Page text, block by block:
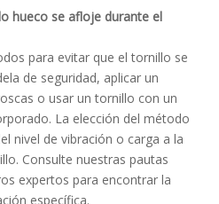
hueco se afloje durante el
para evitar que el tornillo se
de seguridad, aplicar un
o usar un tornillo con un
La elección del método
nivel de vibración o carga a la
Consulte nuestras pautas
expertos para encontrar la
específica.